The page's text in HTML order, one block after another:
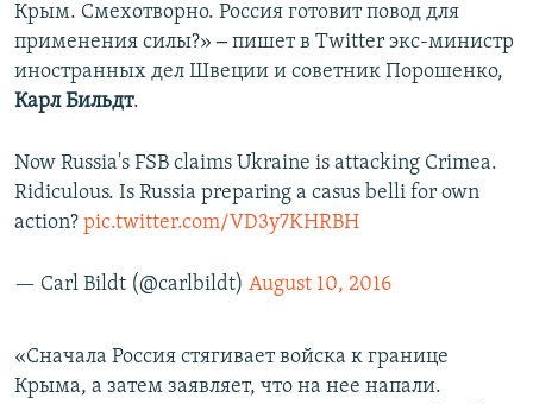
Крым. Смехотворно. Россия готовит повод для
применения силы?»‒пишет в Twitter экс-министр
иностранных дел Швеции и советник Порошенко,
Карл Бильдт.
Now Russia's FSB claims Ukraine is attacking Crimea.
Ridiculous. Is Russia preparing a casus belli for own
action? pic.twitter.com/VD3y7KHRBH
— Carl Bildt (@carlbildt) August 10, 2016
«Сначала Россия стягивает войска к границе
Крыма, а затем заявляет, что на нее напали.